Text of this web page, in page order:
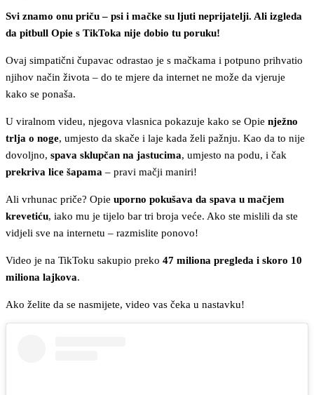
Svi znamo onu priču – psi i mačke su ljuti neprijatelji. Ali izgleda
da pitbull Opie s TikToka nije dobio tu poruku!
Ovaj simpatični čupavac odrastao je s mačkama i potpuno prihvatio
njihov način života – do te mjere da internet ne može da vjeruje
kako se ponaša.
U viralnom videu, njegova vlasnica pokazuje kako se Opie nježno
trlja o noge, umjesto da skače i laje kada želi pažnju. Kao da to nije
dovoljno, spava sklupčan na jastucima, umjesto na podu, i čak
prekriva lice šapama – pravi mačji maniri!
Ali vrhunac priče? Opie uporno pokušava da spava u mačjem
krevetiću, iako mu je tijelo bar tri broja veće. Ako ste mislili da ste
vidjeli sve na internetu – razmislite ponovo!
Video je na TikToku sakupio preko 47 miliona pregleda i skoro 10
miliona lajkova.
Ako želite da se nasmijete, video vas čeka u nastavku!